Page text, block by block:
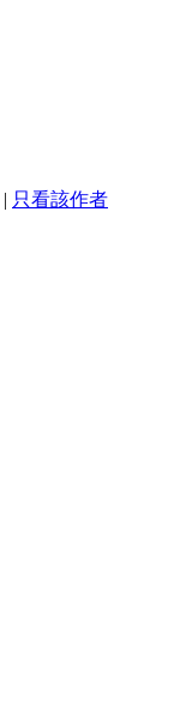
| 只看該作者